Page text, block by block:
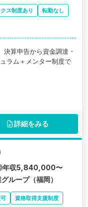
ス制度あり
転勤なし
算申告から資金調達・
ラム＋メンター制度で
詳細をみる
◎年収5,840,000〜
ループ（福岡）
資格取得支援制度